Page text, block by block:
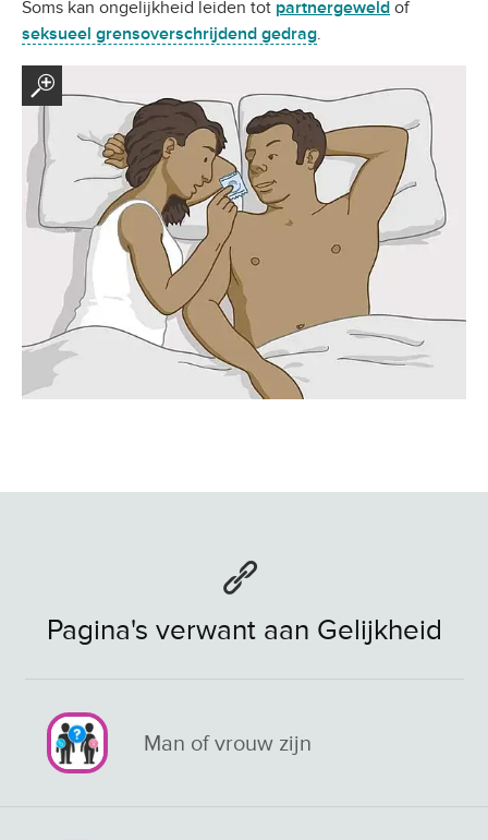
Soms kan ongelijkheid leiden tot partnergeweld of
seksueel grensoverschrijdend gedrag.
Pagina's verwant aan Gelijkheid
Man of vrouw zijn